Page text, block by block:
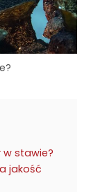
w stawie?
jakość